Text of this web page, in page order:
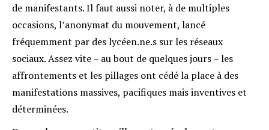
de manifestants. Il faut aussi noter, à de multiples
occasions, l’anonymat du mouvement, lancé
fréquemment par des lycéen.ne.s sur les réseaux
sociaux. Assez vite – au bout de quelques jours – les
affrontements et les pillages ont cédé la place à des
manifestations massives, pacifiques mais inventives et
déterminées.